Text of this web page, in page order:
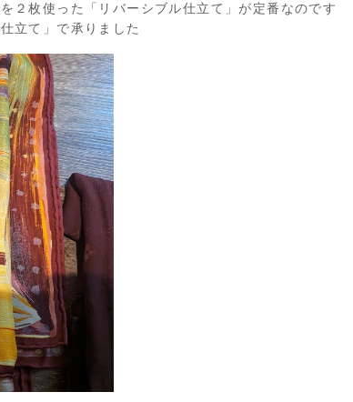
２枚使った「リバーシブル仕立て」が定番なのです
立て」で承りました